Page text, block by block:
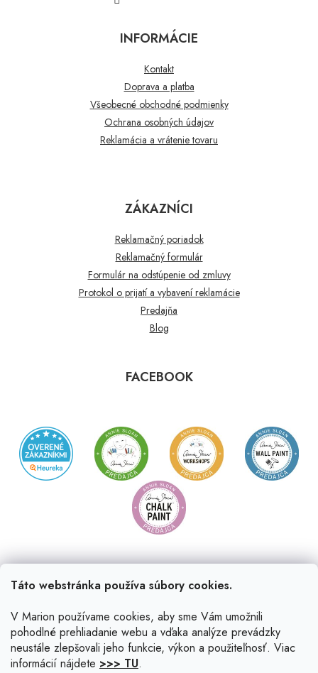
Táto webstránka používa súbory cookies.
V Marion používame cookies, aby sme Vám umožnili
pohodlné prehliadanie webu a vďaka analýze prevádzky
neustále zlepšovali jeho funkcie, výkon a použiteľnosť. Viac
informácií nájdete >>> TU.
INFORMÁCIE
Kontakt
Doprava a platba
Všeobecné obchodné podmienky
Ochrana osobných údajov
Reklamácia a vrátenie tovaru
ZÁKAZNÍCI
Reklamačný poriadok
Reklamačný formulár
Formulár na odstúpenie od zmluvy
Protokol o prijatí a vybavení reklamácie
Predajňa
Blog
FACEBOOK